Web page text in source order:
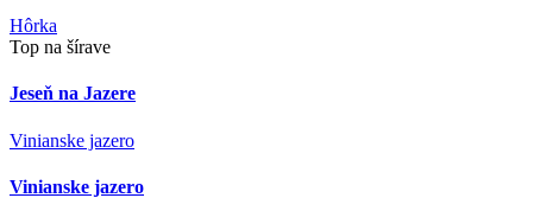
Hôrka
Top na šírave
Jeseň na Jazere
Vinianske jazero
Vinianske jazero